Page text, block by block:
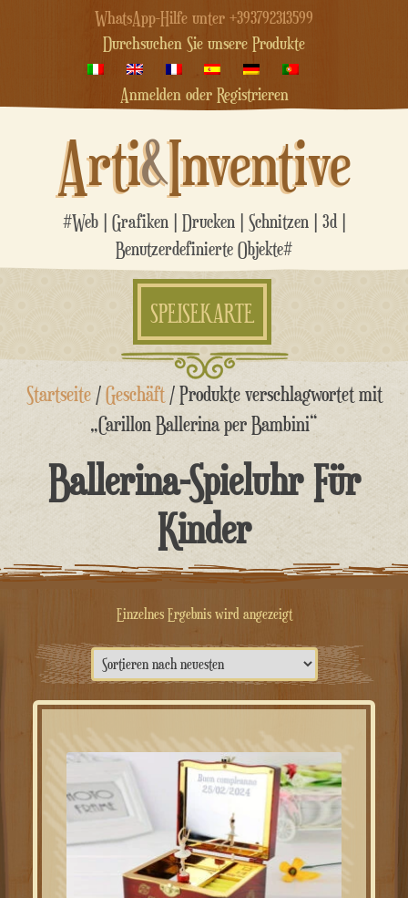
WhatsApp-Hilfe unter +393792313599
Durchsuchen Sie unsere Produkte
Anmelden oder Registrieren
Arti&Inventive
#Web | Grafiken | Drucken | Schnitzen | 3d |
Benutzerdefinierte Objekte#
SPEISEKARTE
Zum
InhaltStartseite/Geschäft/ Produkte verschlagwortet mit
„Carillon Ballerina per Bambini“
Ballerina-Spieluhr Für
Kinder
Einzelnes Ergebnis wird angezeigt